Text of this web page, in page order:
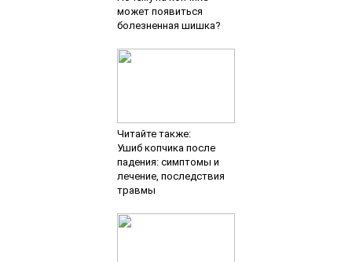
может появиться
болезненная шишка?
Читайте также:
Ушиб копчика после
падения: симптомы и
лечение, последствия
травмы